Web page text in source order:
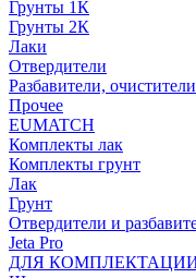
Грунты 1К
Грунты 2К
Лаки
Отвердители
Разбавители, очистители
Прочее
EUMATCH
Комплекты лак
Комплекты грунт
Лак
Грунт
Отвердители и
Jeta Pro
ДЛЯ